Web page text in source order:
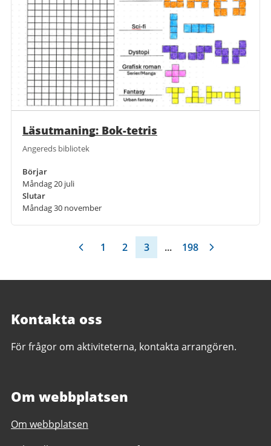
Läsutmaning: Bok-tetris
Angereds bibliotek
Börjar
Måndag 20 juli
Slutar
Måndag 30 november
1 2 3 ... 198
Kontakta oss
För frågor om aktiviteterna, kontakta arrangören.
Om webbplatsen
Om webbplatsen